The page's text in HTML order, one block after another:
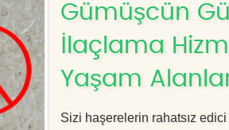
Gümüşcün
İlaçlama
Yaşam
Sizi haşerelerin rahatsız